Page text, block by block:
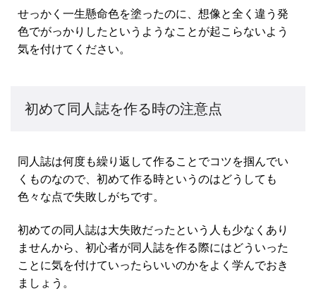
せっかく一生懸命色を塗ったのに、想像と全く違う発
色でがっかりしたというようなことが起こらないよう
気を付けてください。
初めて同人誌を作る時の注意点
同人誌は何度も繰り返して作ることでコツを掴んでい
くものなので、初めて作る時というのはどうしても
色々な点で失敗しがちです。
初めての同人誌は大失敗だったという人も少なくあり
ませんから、初心者が同人誌を作る際にはどういった
ことに気を付けていったらいいのかをよく学んでおき
ましょう。